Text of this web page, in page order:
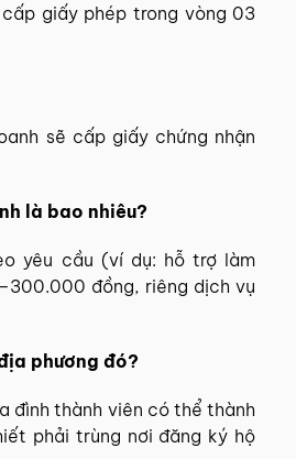
giấy phép trong vòng 03
sẽ cấp giấy chứng nhận
là bao nhiêu?
yêu cầu (ví dụ: hỗ trợ làm
đồng, riêng dịch vụ
phương đó?
đình thành viên có thể thành
phải trùng nơi đăng ký hộ